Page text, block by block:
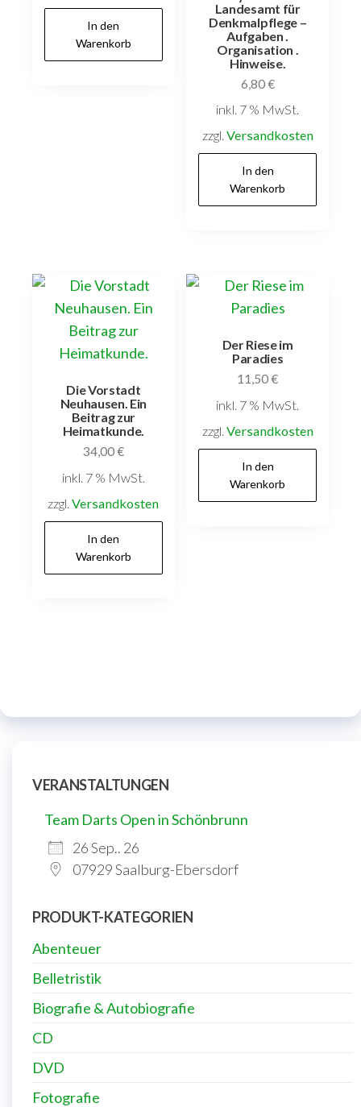
In den
Warenkorb
Landesamt für
Denkmalpflege –
Aufgaben .
Organisation .
Hinweise.
6,80€
inkl. 7 % MwSt.
zzgl. Versandkosten
In den
Warenkorb
Die Vorstadt
Neuhausen. Ein
Beitrag zur
Heimatkunde.
34,00€
inkl. 7 % MwSt.
zzgl.Versandkosten
In den
Warenkorb
Der Riese im
Paradies
11,50€
inkl. 7 % MwSt.
zzgl. Versandkosten
In den
Warenkorb
VERANSTALTUNGEN
Team Darts Open in Schönbrunn
26 Sep.. 26
07929 Saalburg-Ebersdorf
PRODUKT-KATEGORIEN
Abenteuer
Belletristik
Biografie & Autobiografie
CD
DVD
Fotografie